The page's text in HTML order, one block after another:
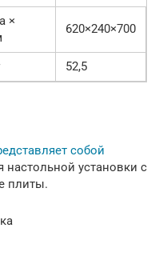
×
620×240×700
52,5
собой
настольной установки с
плиты.